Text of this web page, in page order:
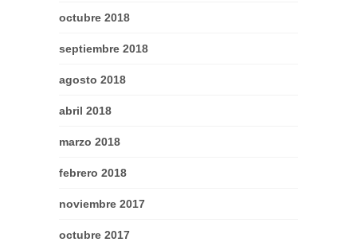
octubre 2018
septiembre 2018
agosto 2018
abril 2018
marzo 2018
febrero 2018
noviembre 2017
octubre 2017